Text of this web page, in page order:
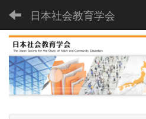
日本社会教育学会